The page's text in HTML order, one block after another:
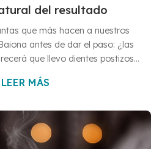
del resultado
que más hacen a nuestros
antes de dar el paso: ¿las
que llevo dientes postizos?
entendemos la duda, así que
dental: cuando está bien
las carillas dentales no se notan.
de porcelana imitan tan bien el
LEER MÁS